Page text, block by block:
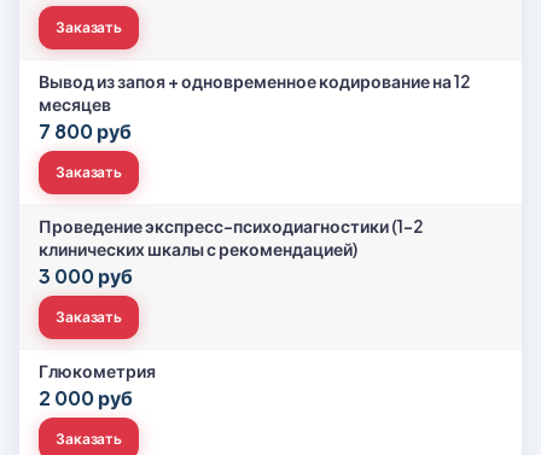
Заказать
Вывод из запоя + одновременное кодирование на 12
месяцев
7 800 руб
Заказать
Проведение экспресс-психодиагностики (1-2
клинических шкалы с рекомендацией)
3 000 руб
Заказать
Глюкометрия
2 000 руб
Заказать